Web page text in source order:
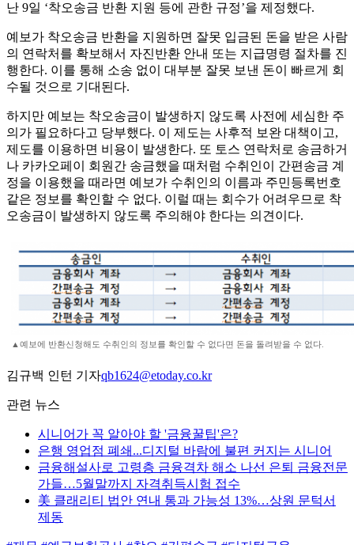
난 9일 ‘착오송금 반환 지원 등에 관한 규정’을 제정했다.
예보가 착오송금 반환을 지원하면 잘못 입금된 돈을 받은 사람
의 연락처를 확보해서 자진반환 안내 또는 지급명령 절차를 진
행한다. 이를 통해 소송 없이 대부분 잘못 보낸 돈이 빠르게 회
수될 것으로 기대된다.
하지만 예보는 착오송금이 발생하지 않도록 사전에 세심한 주
의가 필요하다고 당부했다. 이 제도는 사후적 보완 대책이고,
제도를 이용하면 비용이 발생한다. 또 토스 연락처로 송금하거
나 카카오페이 회원간 송금했을 때처럼 수취인이 간편송금 계
정을 이용했을 때라면 예보가 수취인의 이름과 주민등록번호
같은 정보를 확인할 수 없다. 이럴 때는 회수가 어려우므로 착
오송금이 발생하지 않도록 주의해야 한다는 의견이다.
▲예보에 반환신청해도 수취인의 정보를 확인할 수 없다면 돈을 돌려받을 수 없다.
김규백 인턴 기자qb1624@etoday.co.kr
관련 뉴스
시니어가 꼭 알아야 할 '금융꿀팁'은?
은행 영업점 폐쇄...디지털 바람에 불편 커지는 시니어
금융해설사로 고령층 금융격차 해소 나선 은퇴 금융전문
가들…5월말까지 자격취득시험 접수
美 클래리티 법안 연내 통과 가능성 13%…상원 문턱서
제동